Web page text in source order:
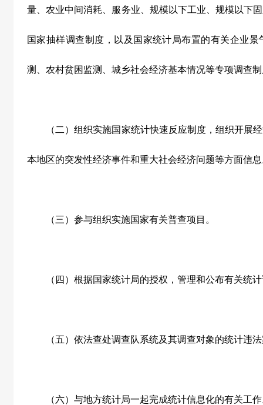
量、农业中间消耗、服务业、规模以下工业、规模以下
国家抽样调查制度，以及国家统计局布置的有关企业
测、农村贫困监测、城乡社会经济基本情况等专项调查
（二）组织实施国家统计快速反应制度，组织开展
本地区的突发性经济事件和重大社会经济问题等方面信
（三）参与组织实施国家有关普查项目。
（四）根据国家统计局的授权，管理和公布有关统
（五）依法查处调查队系统及其调查对象的统计违
（六）与地方统计局一起完成统计信息化的有关工